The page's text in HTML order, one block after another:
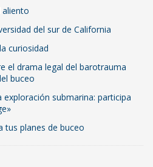
aliento
del sur de California
curiosidad
el drama legal del barotrauma
buceo
submarina: participa
tus planes de buceo